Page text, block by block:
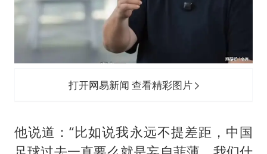
打开网易新闻 查看精彩图片
他说道：“比如说我永远不提差距，中国